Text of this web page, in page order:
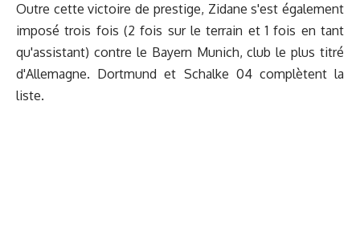
Outre cette victoire de prestige, Zidane s'est également
imposé trois fois (2 fois sur le terrain et 1 fois en tant
qu'assistant) contre le Bayern Munich, club le plus titré
d'Allemagne. Dortmund et Schalke 04 complètent la
liste.